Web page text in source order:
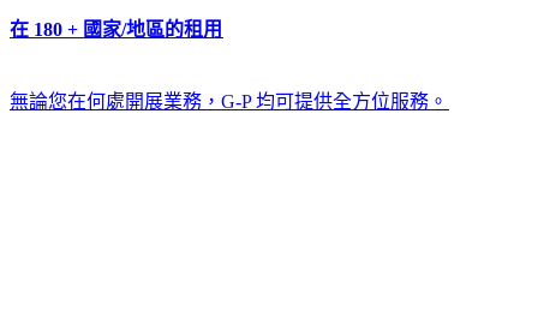
在 180 + 國家/地區的租用​​
無論您在何處開展業務，G-P 均可提供全方位服務。​​